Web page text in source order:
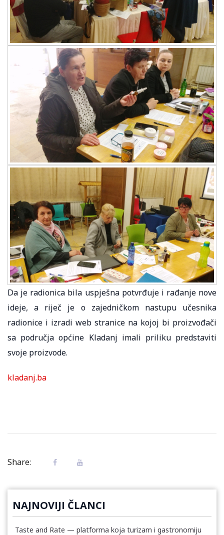
Da je radionica bila uspješna potvrđuje i rađanje nove
ideje, a riječ je o zajedničkom nastupu učesnika
radionice i izradi web stranice na kojoj bi proizvođači
sa područja općine Kladanj imali priliku predstaviti
svoje proizvode.
kladanj.ba
Share:
NAJNOVIJI ČLANCI
Taste and Rate — platforma koja turizam i gastronomiju